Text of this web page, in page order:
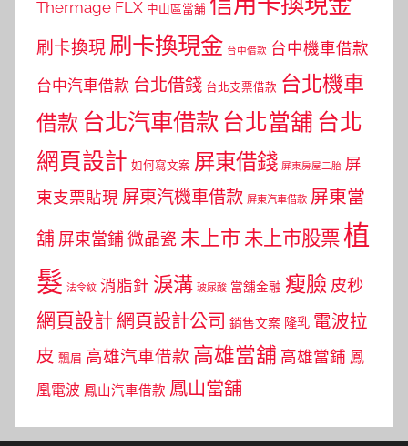
Thermage FLX 中山區當舖
刷卡換現 刷卡換現金 台中借款 台中機車借款
台中汽車借款 台北借錢 台北支票借款 台北機車
借款 台北汽車借款 台北當舖 台北
網頁設計 如何寫文案 屏東借錢 屏東房屋二胎 屏
東支票貼現 屏東汽機車借款 屏東汽車借款 屏東當
舖 屏東當鋪 微晶瓷 未上市 未上市股票植
髮 法令紋 消脂針 淚溝 玻尿酸 當舖金融 瘦臉 皮秒
網頁設計 網頁設計公司 銷售文案 隆乳 電波拉
皮 飄眉 高雄汽車借款 高雄當舖 高雄當鋪 鳳
凰電波 鳳山汽車借款 鳳山當舖